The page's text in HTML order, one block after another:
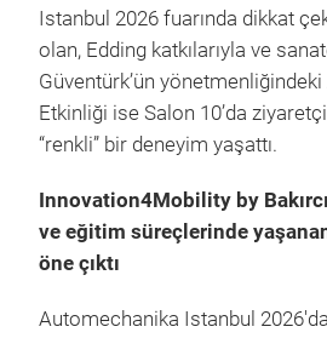
Istanbul 2026 fuarında dikkat
olan, Edding katkılarıyla ve
Güventürk’ün
Etkinliği ise Salon 10’da
“renkli” bir deneyim yaşattı.
Innovation4Mobility by
ve eğitim süreçlerinde
öne çıktı
Automechanika Istanbul